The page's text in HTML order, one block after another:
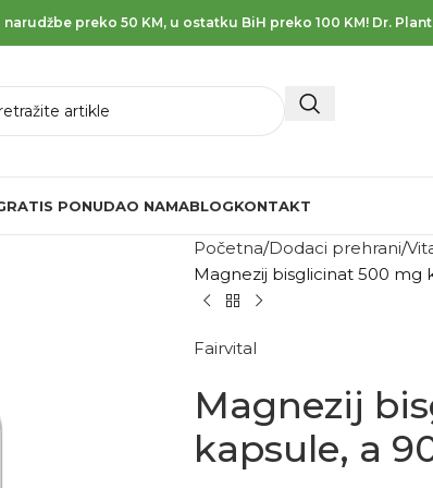
preko 50 KM, u ostatku BiH preko 100 KM! Dr.
PONUDAO NAMABLOGKONTAKT
Početna Dodaci prehrani
Magnezij bisglicinat 500 mg
Fairvital
Magnezij
kapsule, a